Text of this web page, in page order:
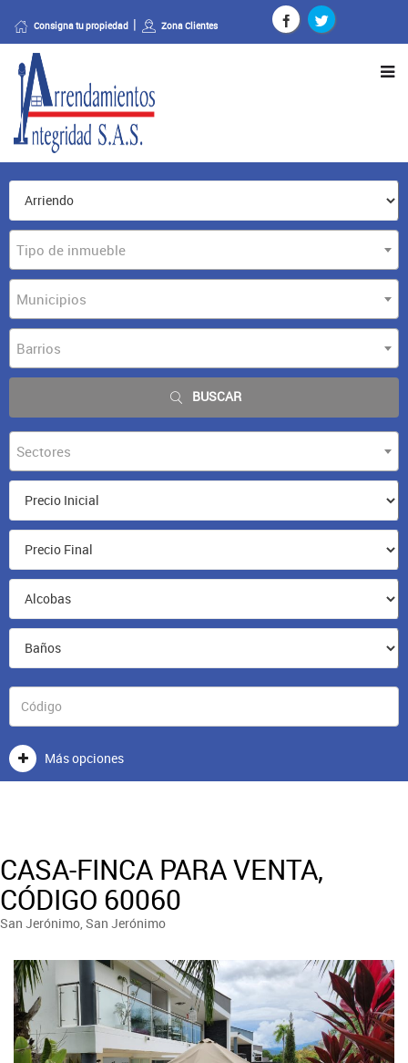
Consigna tu propiedad Zona Clientes
Tipo de inmueble
Municipios
Barrios
BUSCAR
Sectores
Más opciones
CASA-FINCA PARA VENTA,
CÓDIGO 60060
San Jerónimo, San Jerónimo